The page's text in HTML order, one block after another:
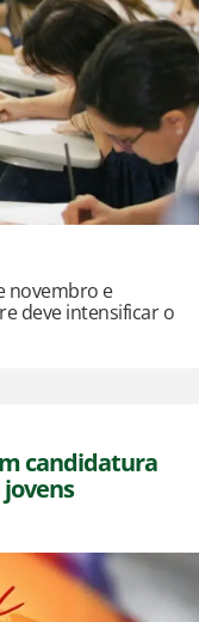
novembro e
deve intensificar o
candidatura